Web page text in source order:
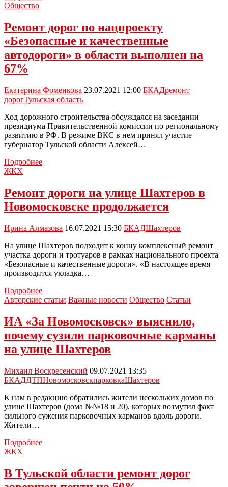
ремонт
дорог
Общество
Ремонт дорог по нацпроекту
«Безопасные и качественные
автодороги» в области выполнен на
67%
Екатерина Фоменкова 23.07.2021 12:00 БКАДремонт
дорогТульская область
Ход дорожного строительства обсуждался на заседании
президиума Правительственной комиссии по региональному
развитию в РФ. В режиме ВКС в нем принял участие
губернатор Тульской области Алексей…
ПодробнееРемонт
«Безопасные
и
автодороги»
в
области
выполнен
на
67%
ЖКХ
Ремонт дороги на улице Шахтеров в
Новомосковске продолжается
Ирина Алмазова 16.07.2021 15:30 БКАДШахтеров
На улице Шахтеров подходит к концу комплексный ремонт
участка дороги и тротуаров в рамках национального проекта
«Безопасные и качественные дороги». «В настоящее время
производится укладка…
ПодробнееРемонт
дороги
улице
Шахтеров
в
Новомосковске
продолжается
Авторские статьи Важные новости Общество Статьи
ИА «За Новомосковск» выяснило,
почему сузили парковочные карманы
на улице Шахтеров
Михаил Воскресенский 09.07.2021 13:35
БКАДДТПНовомосковскпарковкаШахтеров
К нам в редакцию обратились жители нескольких домов по
улице Шахтеров (дома №№18 и 20), которых возмутил факт
сильного сужения парковочных карманов вдоль дороги.
Жители…
ПодробнееИА
выяснило,
почему
ЖКХ
В Тульской области ремонт дорог